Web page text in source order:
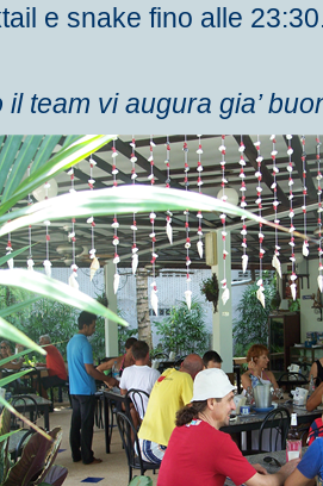
e snake fino alle
il team vi augura gia’